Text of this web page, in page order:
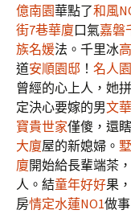
億南園華點了和風
街7巷華廈口氣嘉磐
族名媛法。千里冰
道安順園邸 ！ 名人
曾經的心上人，她
定決心要嫁的男文
寶貴世家僅傻，還
大廈屋的新媳婦。
廈開始給長輩端茶
人。結童年好好果
房情定水蓮NO1做